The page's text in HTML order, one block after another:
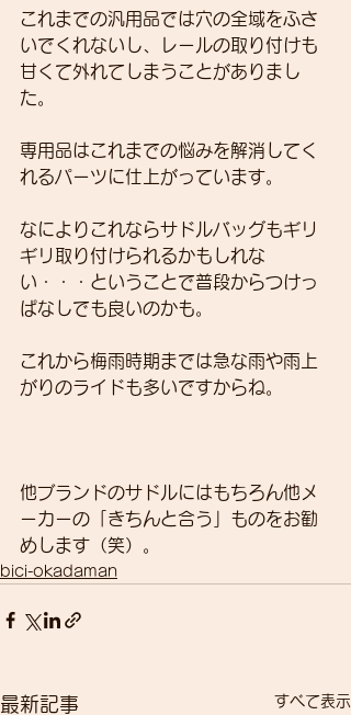
これまでの汎用品では穴の全域をふさ
いでくれないし、レールの取り付けも
甘くて外れてしまうことがありまし
た。
専用品はこれまでの悩みを解消してく
れるパーツに仕上がっています。
なによりこれならサドルバッグもギリ
ギリ取り付けられるかもしれな
い・・・ということで普段からつけっ
ぱなしでも良いのかも。
これから梅雨時期までは急な雨や雨上
がりのライドも多いですからね。
他ブランドのサドルにはもちろん他メ
ーカーの「きちんと合う」ものをお勧
めします（笑）。
bici-okadaman
最新記事 すべて表示